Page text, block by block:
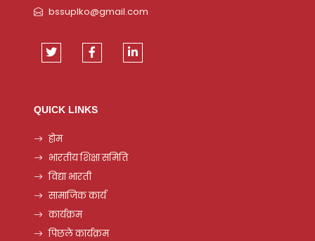
bssuplko@gmail.com
QUICK LINKS
होम
भारतीय शिक्षा समिति
विद्या भारती
सामाजिक कार्य
कार्यक्रम
पिछले कार्यक्रम